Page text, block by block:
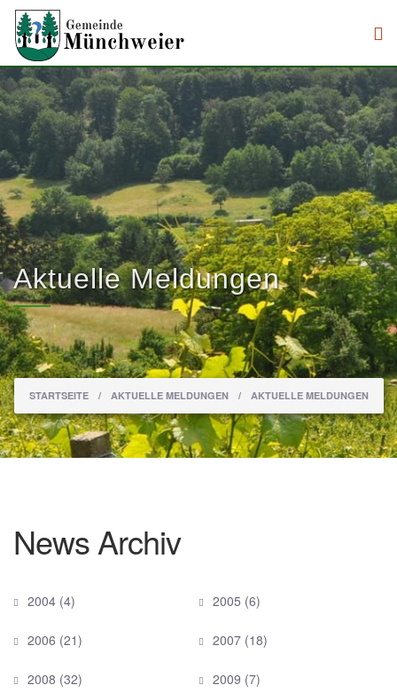
Direkt zum Inhalt
. Aktuelle Meldungen
Sie sind hier
STARTSEITE / AKTUELLE MELDUNGEN / AKTUELLE MELDUNGEN
News Archiv
2004 (4) 2005 (6)
2006 (21) 2007 (18)
2008 (32) 2009 (7)